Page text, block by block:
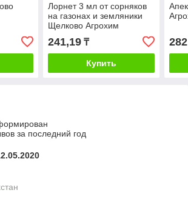
Лорнет 3 мл от сорняков
на газонах и земляники
Щелково Агрохим
241,19₸
Купить
за последний год